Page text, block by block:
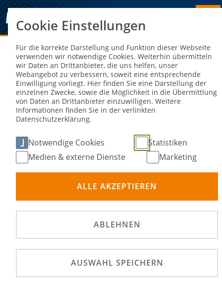
Sie sind hier: NEWS
Int. Dt. Motocross-Meisterschaft in
Dreetz: Herlings dominiert mit
Dreifach-Sieg
Jeffrey Herlings sicherte sich beim ADAC MX
Masters die Maximalpunktzahl, während Jörgen-
Matthias Talviku und Roan Van de Moosdijk
Cookie Einstellungen
Für die korrekte Darstellung und Funktion dieser Webseite
verwenden wir notwendige Cookies. Weiterhin übermitteln
wir Daten an Drittanbieter, die uns helfen, unser
Webangebot zu verbessern, soweit eine entsprechende
Einwilligung vorliegt. Hier finden Sie eine Darstellung der
einzelnen Zwecke, sowie die Möglichkeit in die Übermittlung
von Daten an Drittanbieter einzuwilligen. Weitere
Informationen finden Sie in der verlinkten
Datenschutzerklärung.
Notwendige Cookies
Statistiken
Medien & externe Dienste
Marketing
ALLE AKZEPTIEREN
ABLEHNEN
AUSWAHL SPEICHERN